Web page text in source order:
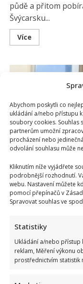
Abychom poskytli co
ukládání a/nebo přístupu
soubory cookies. Souhlas
partnerům umožní
procházení nebo
odvolání souhlasu může
Kliknutím níže vyjádřete
podrobnější rozhodnutí.
webu. Nastavení můžete
pomocí přepínačů v
Spravovat souhlas ve
Statistiky
Ukládání a/nebo přístup
reklam, Měření výkonu
prostřednictvím statistik
půdě a přitom
Švýcarsku...
Více
more
Dominik
Kubalík
hráčem
v
celé
lize.
Za
2
sezóny
si
jmění
Alice Bendová
Naznačila, že si
Mít o třináct let
VíceRead
more
Bendová